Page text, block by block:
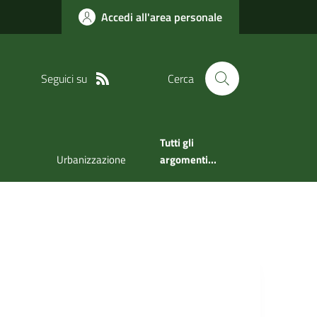
Accedi all'area personale
Seguici su Cerca
Urbanizzazione
Tutti gli
argomenti...